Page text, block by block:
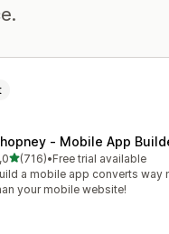
‑ Mobile App
z 5 hvězd
(716)počet recenzí: 716
•Free trial available
a mobile app converts way
your mobile website!